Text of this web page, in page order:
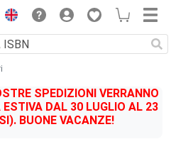
SPEDIZIONI VERRANNO
DAL 30 LUGLIO AL 23
BUONE VACANZE!